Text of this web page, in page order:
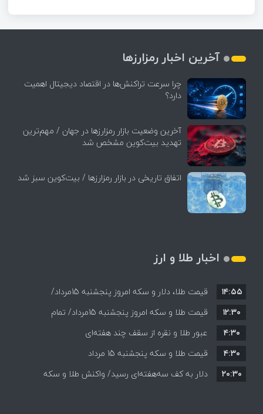
آخرین اخبار رمزارزها
چرا سرعت تراکنش‌ها در اقتصاد دیجیتال اهمیت
دارد؟
آخرین وضعیت بازار رمزارزها در جهان / مهم‌ترین
تهدید بیت‌کوین مشخص شد
اتفاق تاریخی در بازار رمزارزها / بیت‌کوین سبز شد
اخبار طلا و ارز
قیمت طلا، دلار و سکه امروز پنجشنبه 15مرداد/
افزایش قیمت ها + جدول
۱۴:۵۵
قیمت طلا و سکه امروز پنجشنبه 15مرداد/ تمام
قیمت ها بر مدار افزایش + جدول
۱۲:۳۰
عبور طلا و نقره از سقف چند هفته‌ای
۴:۳۰
قیمت طلا و سکه پنجشنبه 15 مرداد
۴:۳۰
دلار به کف سه‌هفته‌ای رسید/ واکنش طلا و سکه
۲۰:۳۰